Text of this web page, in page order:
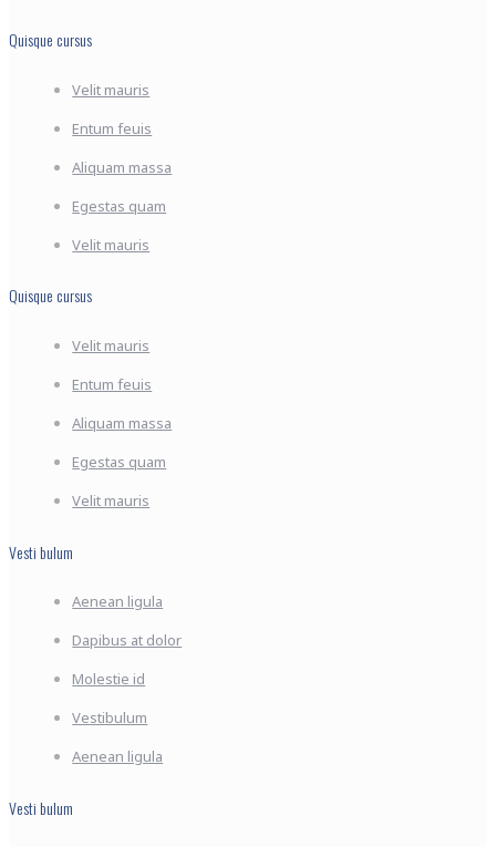
Quisque cursus
Velit mauris
Entum feuis
Aliquam massa
Egestas quam
Velit mauris
Quisque cursus
Velit mauris
Entum feuis
Aliquam massa
Egestas quam
Velit mauris
Vesti bulum
Aenean ligula
Dapibus at dolor
Molestie id
Vestibulum
Aenean ligula
Vesti bulum